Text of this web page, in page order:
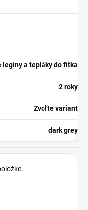
legíny a tepláky do fitka
2 roky
Zvoľte variant
dark grey